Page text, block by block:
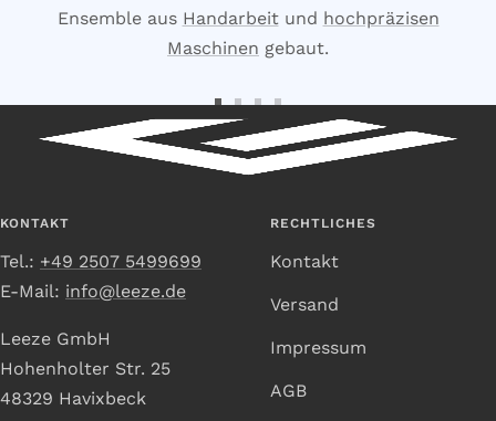
Ensemble aus Handarbeitund hochpräzisen
Maschinen gebaut.
Zur
Slide
1
Zur
Slide
2
Slide
3
Slide
4
KONTAKT
Tel.: +49 2507 5499699
E-Mail: info@leeze.de
Leeze GmbH
Hohenholter Str. 25
48329 Havixbeck
RECHTLICHES
Kontakt
Versand
Impressum
AGB